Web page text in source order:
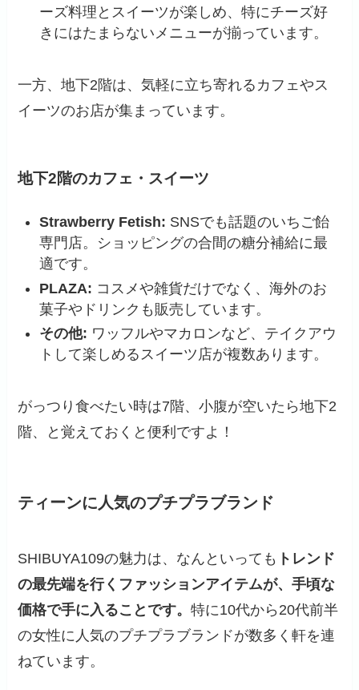
ーズ料理とスイーツが楽しめ、特にチーズ好
きにはたまらないメニューが揃っています。
一方、地下2階は、気軽に立ち寄れるカフェやス
イーツのお店が集まっています。
地下2階のカフェ・スイーツ
Strawberry Fetish: SNSでも話題のいちご飴
専門店。ショッピングの合間の糖分補給に最
適です。
PLAZA: コスメや雑貨だけでなく、海外のお
菓子やドリンクも販売しています。
その他: ワッフルやマカロンなど、テイクアウ
トして楽しめるスイーツ店が複数あります。
がっつり食べたい時は7階、小腹が空いたら地下2
階、と覚えておくと便利ですよ！
ティーンに人気のプチプラブランド
SHIBUYA109の魅力は、なんといっても トレンド
の最先端を行くファッションアイテムが、手頃な
価格で手に入ることです。特に10代から20代前半
の女性に人気のプチプラブランドが数多く軒を連
ねています。